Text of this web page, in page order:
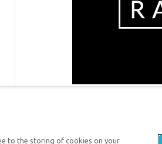
to the storing of cookies on your